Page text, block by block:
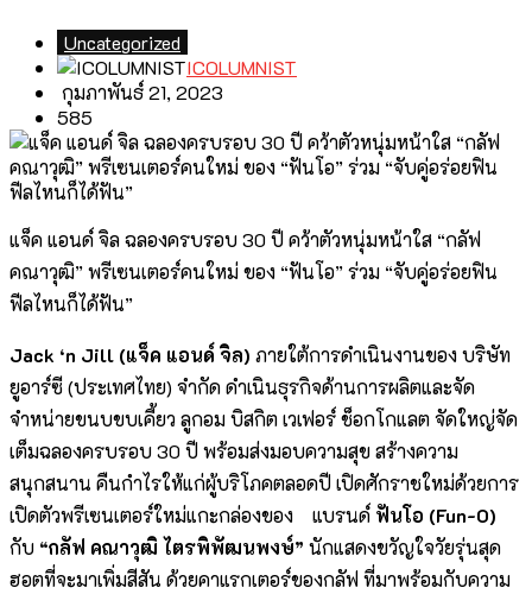
Uncategorized
ICOLUMNIST
กุมภาพันธ์ 21, 2023
585
แจ็ค แอนด์ จิล ฉลองครบรอบ 30 ปี คว้าตัวหนุ่มหน้าใส “กลัฟ
คณาวุฒิ” พรีเซนเตอร์คนใหม่ ของ “ฟันโอ” ร่วม “จับคู่อร่อยฟิน
ฟีลไหนก็ได้ฟัน”
Jack ‘n Jill (แจ็ค แอนด์ จิล) ภายใต้การดำเนินงานของ บริษัท
ยูอาร์ซี (ประเทศไทย) จำกัด ดำเนินธุรกิจด้านการผลิตและจัด
จำหน่ายขนบขบเคี้ยว ลูกอม บิสกิต เวเฟอร์ ช็อกโกแลต จัดใหญ่จัด
เต็มฉลองครบรอบ 30 ปี พร้อมส่งมอบความสุข สร้างความ
สนุกสนาน คืนกำไรให้แก่ผู้บริโภคตลอดปี เปิดศักราชใหม่ด้วยการ
เปิดตัวพรีเซนเตอร์ใหม่แกะกล่องของ แบรนด์ ฟันโอ (Fun-O)
กับ “กลัฟ คณาวุฒิ ไตรพิพัฒนพงษ์” นักแสดงขวัญใจวัยรุ่นสุด
ฮอตที่จะมาเพิ่มสีสัน ด้วยคาแรกเตอร์ของกลัฟ ที่มาพร้อมกับความ